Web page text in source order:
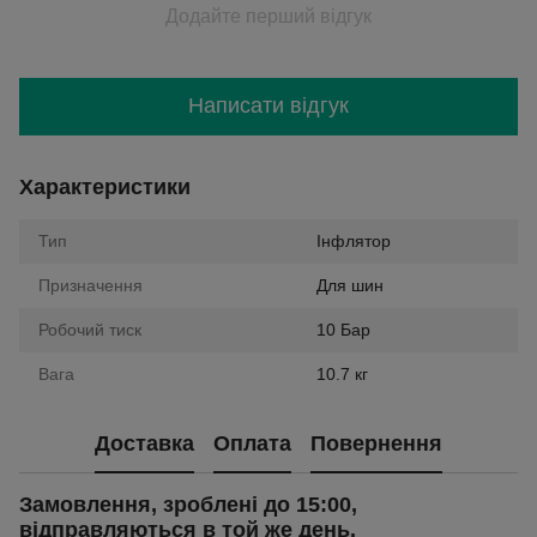
Додайте перший відгук
Написати відгук
Характеристики
Тип Інфлятор
Призначення Для шин
Робочий тиск 10 Бар
Вага 10.7 кг
Доставка Оплата Повернення
Замовлення, зроблені до 15:00,
відправляються в той же день.